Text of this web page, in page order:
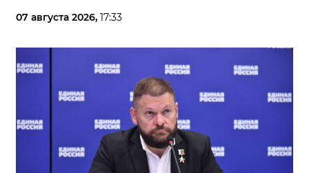
07 августа 2026, 17:33